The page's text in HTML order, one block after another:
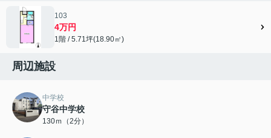
103
4万円
1階 / 5.71坪(18.90㎡)
周辺施設
中学校
守谷中学校
130ｍ（2分）